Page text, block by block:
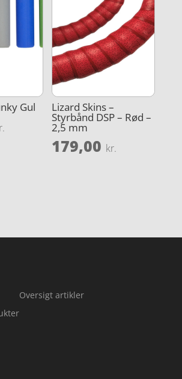
Gul Lizard Skins –
Styrbånd DSP – Rød –
2,5 mm
179,00 kr.
Oversigt artikler